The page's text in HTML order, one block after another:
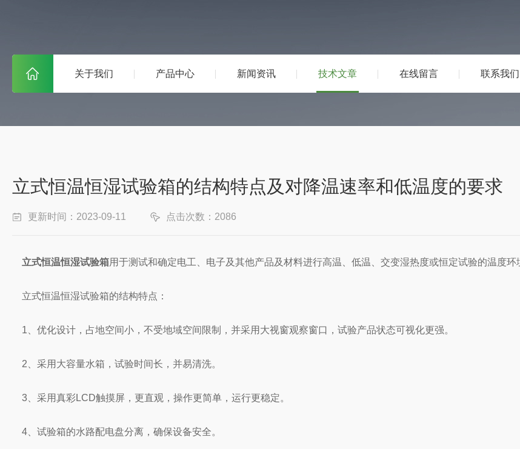
关于我们 产品中心 新闻资讯 技术文章 在线留言 联系我们
立式恒温恒湿试验箱的结构特点及对降温速率和低温度的要求
更新时间：2023-09-11 点击次数：2086
立式恒温恒湿试验箱用于测试和确定电工、电子及其他产品及材料进行高温、低温、交变湿热度或恒定试验的温度环
立式恒温恒湿试验箱的结构特点：
1、优化设计，占地空间小，不受地域空间限制，并采用大视窗观察窗口，试验产品状态可视化更强。
2、采用大容量水箱，试验时间长，并易清洗。
3、采用真彩LCD触摸屏，更直观，操作更简单，运行更稳定。
4、试验箱的水路配电盘分离，确保设备安全。